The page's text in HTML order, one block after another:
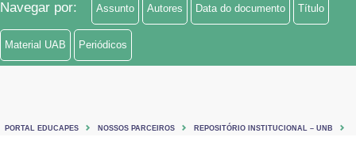
Ministério de Minas e Energia
Ministério da Ciência, Tecnologia, Inovações e Comunicações
Ministério do Turismo
Navegar por: Assunto Autores Data do documento Título
Material UAB Periódicos
PORTAL EDUCAPES NOSSOS PARCEIROS REPOSITÓRIO INSTITUCIONAL – UNB